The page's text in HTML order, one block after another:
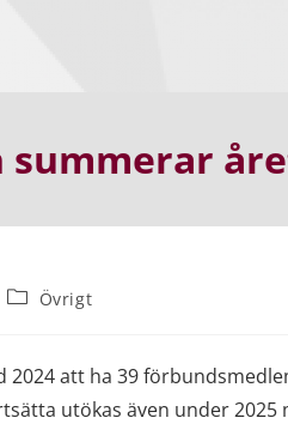
summerar
Inläggskategori:
Övrigt
att ha 39
utökas även under